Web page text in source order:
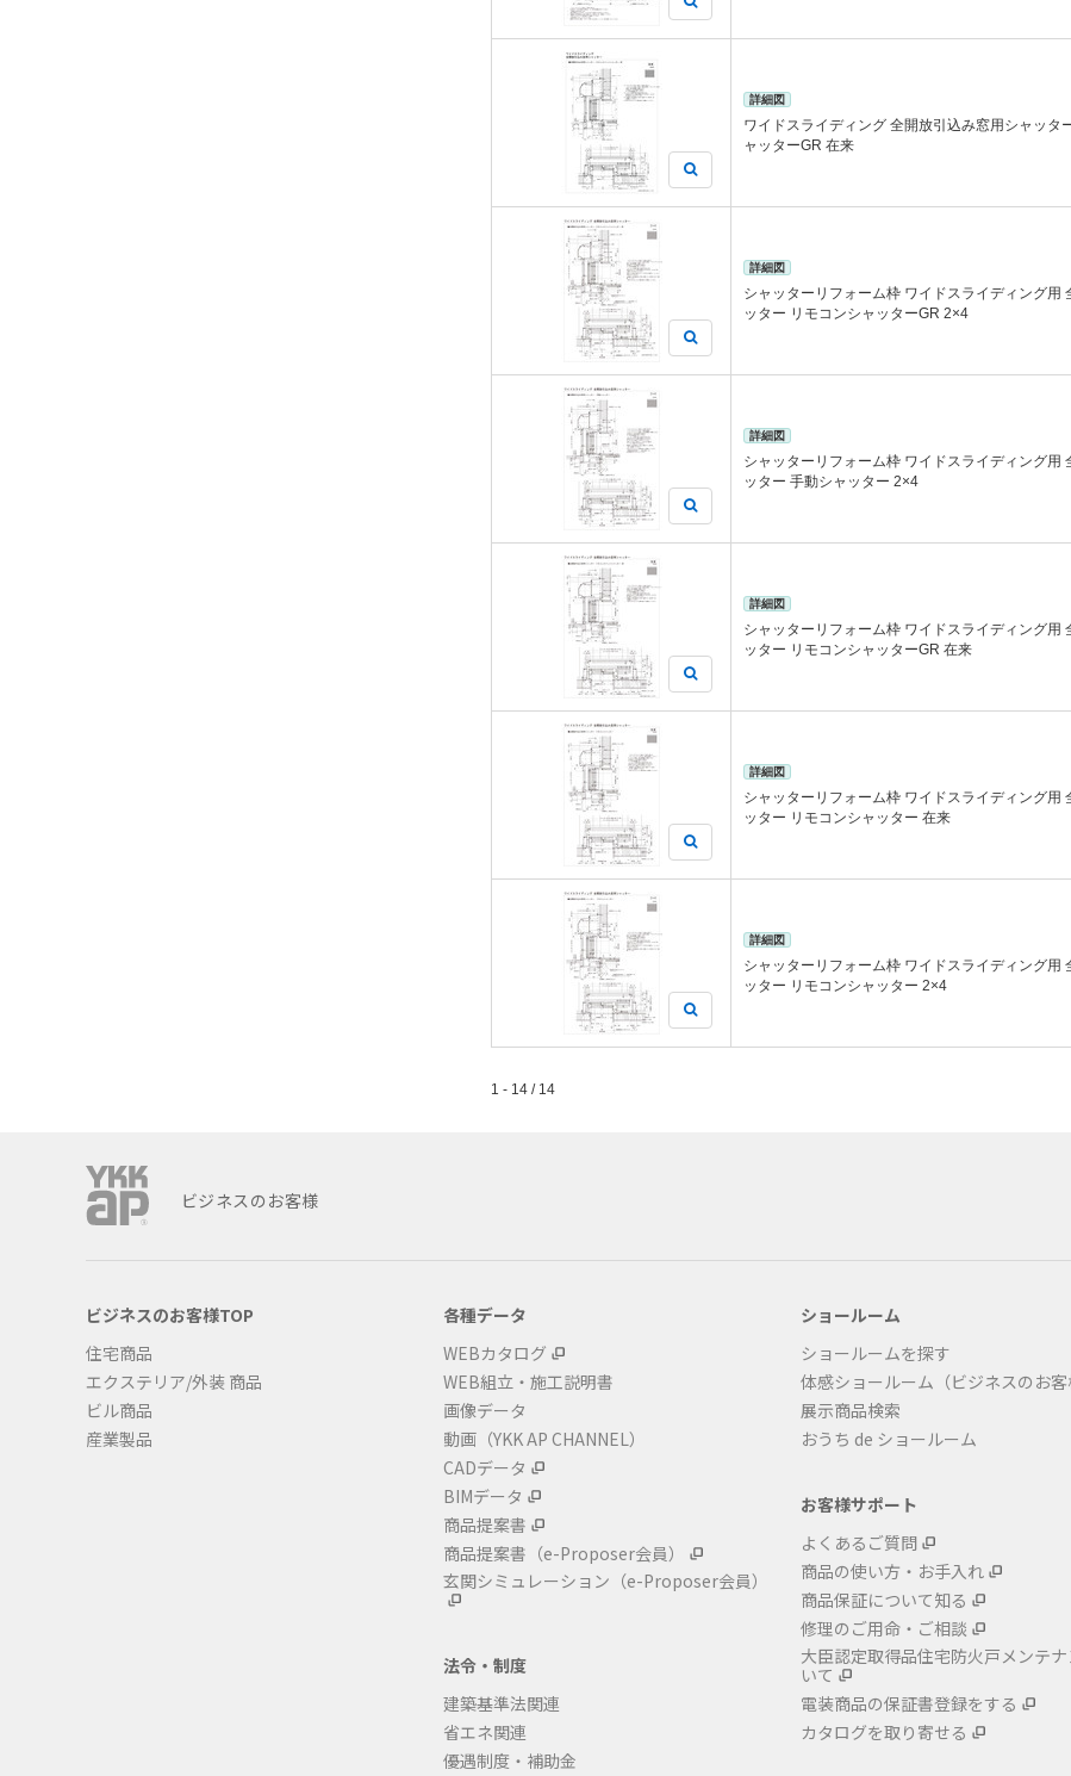
詳細図
ワイドスライディング 全開放引込み窓用シャッタ
ャッターGR 在来
詳細図
シャッターリフォーム枠 ワイドスライディング用
ッター リモコンシャッターGR 2×4
詳細図
シャッターリフォーム枠 ワイドスライディング用
ッター 手動シャッター 2×4
詳細図
シャッターリフォーム枠 ワイドスライディング用
ッター リモコンシャッターGR 在来
詳細図
シャッターリフォーム枠 ワイドスライディング用
ッター リモコンシャッター 在来
詳細図
シャッターリフォーム枠 ワイドスライディング用
ッター リモコンシャッター 2×4
1 - 14 / 14
ビジネスのお客様
ビジネスのお客様TOP
住宅商品
エクステリア/外装 商品
ビル商品
産業製品
各種データ
WEBカタログ
WEB組立・施工説明書
画像データ
動画（YKK AP CHANNEL）
CADデータ
BIMデータ
商品提案書
商品提案書 （e-Proposer会員）
玄関シミュレーション （e-Proposer会員）
法令・制度
建築基準法関連
省エネ関連
優遇制度・補助金
ショールーム
ショールームを探す
体感ショールーム（ビジネスのお客
展示商品検索
おうち de ショールーム
お客様サポート
よくあるご質問
商品の使い方・お手入れ
商品保証について知る
修理のご用命・ご相談
大臣認定取得品住宅防火戸メンテ
いて
電装商品の保証書登録をする
カタログを取り寄せる